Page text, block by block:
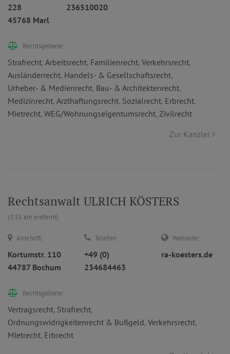
228
45768 Marl
236510020
Rechtsgebiete:
Strafrecht, Arbeitsrecht, Familienrecht, Verkehrsrecht,
Ausländerrecht, Handels- & Gesellschaftsrecht,
Urheber- & Medienrecht, Bau- & Architektenrecht,
Medizinrecht, Arzthaftungsrecht, Sozialrecht, Erbrecht,
Mietrecht, WEG/Wohnungseigentumsrecht, Zivilrecht
Zur Kanzlei >
Rechtsanwalt ULRICH KÖSTERS
(3.55 km entfernt)
Anschrift:
Kortumstr. 110
44787 Bochum
Telefon:
+49 (0)
234684463
Webseite:
ra-koesters.de
Rechtsgebiete:
Vertragsrecht, Strafrecht,
Ordnungswidrigkeitenrecht & Bußgeld, Verkehrsrecht,
Mietrecht, Erbrecht